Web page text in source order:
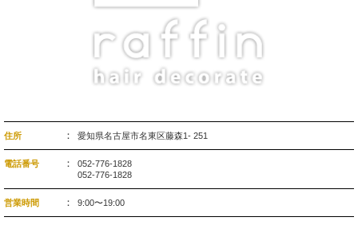
住所 愛知県名古屋市名東区藤森1- 251
電話番号
052-776-1828
052-776-1828
営業時間 9:00〜19:00